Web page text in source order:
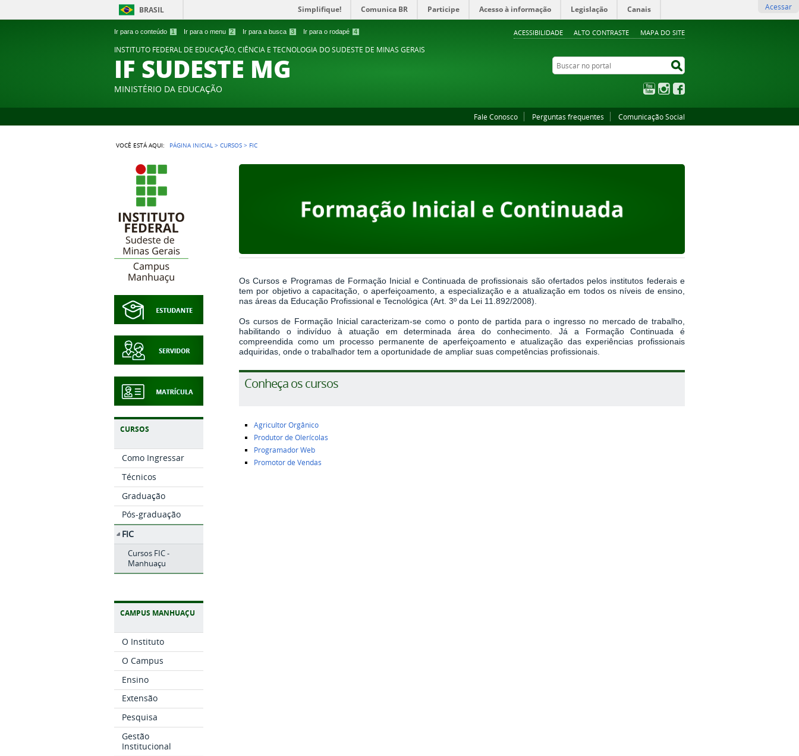
Ir para o conteúdo 1 Ir para o menu 2 Ir para a busca 3 Ir para o rodapé 4 ACESSIBILIDADE ALTO CONTRASTE MAPA DO SITE
BRASIL Simplifique! Comunica BR Participe Acesso à informação Legislação Canais Acessar
INSTITUTO FEDERAL DE EDUCAÇÃO, CIÊNCIA E TECNOLOGIA DO SUDESTE DE MINAS GERAIS
IF SUDESTE MG
MINISTÉRIO DA EDUCAÇÃO
Buscar no portal
YouTubeInstagram
Fale Conosco Perguntas frequentes Comunicação Social
VOCÊ ESTÁ AQUI: PÁGINA INICIAL >CURSOS > FIC
CURSOS
Como Ingressar
Técnicos
Graduação
Pós-graduação
FIC
Cursos FIC -
Manhuaçu
CAMPUS MANHUAÇU
O Instituto
O Campus
Ensino
Extensão
Pesquisa
Gestão
Institucional
Os Cursos e Programas de Formação Inicial e Continuada de profissionais são ofertados pelos institutos federais e
tem por objetivo a capacitação, o aperfeiçoamento, a especialização e a atualização em todos os níveis de ensino,
nas áreas da Educação Profissional e Tecnológica (Art. 3º da Lei 11.892/2008).
Os cursos de Formação Inicial caracterizam-se como o ponto de partida para o ingresso no mercado de trabalho,
habilitando o indivíduo à atuação em determinada área do conhecimento. Já a Formação Continuada é
compreendida como um processo permanente de aperfeiçoamento e atualização das experiências profissionais
adquiridas, onde o trabalhador tem a oportunidade de ampliar suas competências profissionais.
Conheça os cursos
Agricultor Orgânico
Produtor de Olerícolas
Programador Web
Promotor de Vendas